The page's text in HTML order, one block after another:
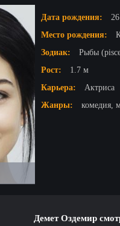
Дата рождения:
Место рождения:
Зодиак:
Рыбы
Рост:
1.7 м
Карьера:
Актриса
Жанры:
комедия,
Демет Оздемир